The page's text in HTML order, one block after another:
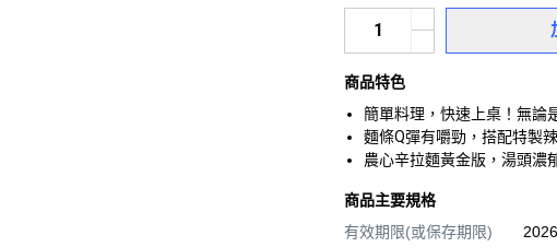
商品特色
簡單料理，快速上桌！無論
麵條Q彈有嚼勁，搭配特製
農心辛拉麵黃金版，湯頭濃
商品主要規格
有效期限(或保存期限)